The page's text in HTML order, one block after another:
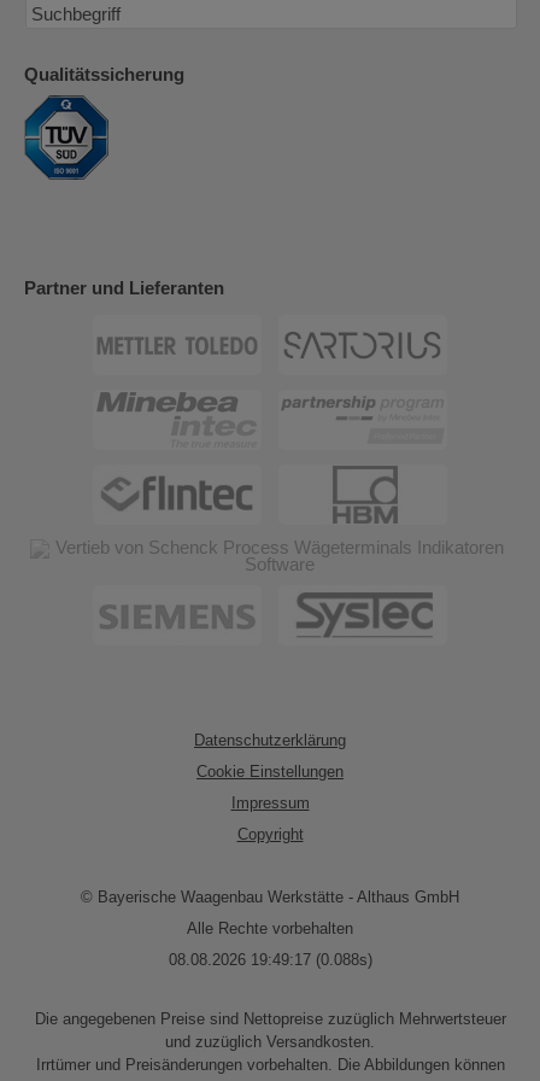
Qualitätssicherung
Partner und Lieferanten
Datenschutzerklärung
Cookie Einstellungen
Impressum
Copyright
© Bayerische Waagenbau Werkstätte - Althaus GmbH
Alle Rechte vorbehalten
08.08.2026 19:49:17 (0.088s)
Die angegebenen Preise sind Nettopreise zuzüglich Mehrwertsteuer
und zuzüglich Versandkosten.
Irrtümer und Preisänderungen vorbehalten. Die Abbildungen können